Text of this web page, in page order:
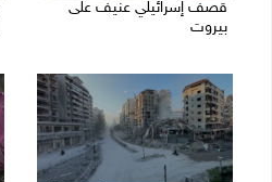
قصف إسرائيلي عنيف على
بيروت